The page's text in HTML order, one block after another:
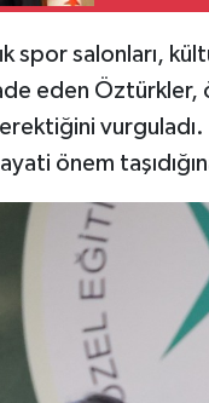
spor salonları,
eden Öztürkler,
önem